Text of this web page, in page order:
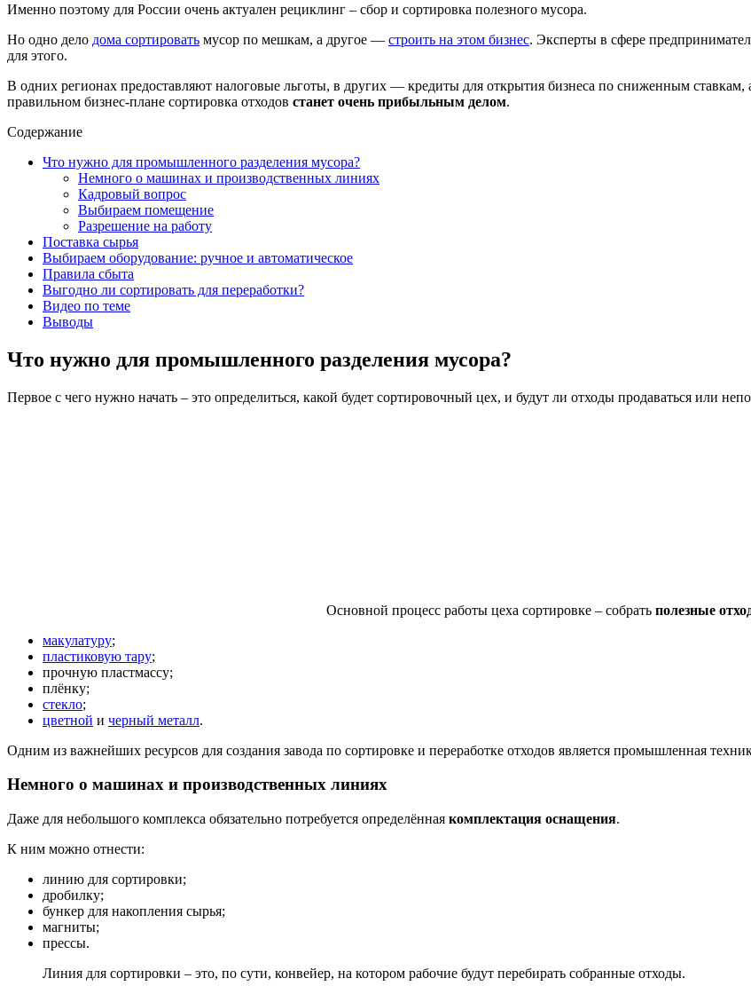
Именно поэтому для России очень актуален рециклинг – сбор и сортировка полезного мусора.
Но одно дело дома сортировать мусор по мешкам, а другое — строить на этом бизнес. Эксперты в сфере
для этого.
В одних регионах предоставляют налоговые льготы, в других — кредиты для открытия бизнеса по сниженным
правильном бизнес-плане сортировка отходов станет очень прибыльным делом.
Содержание
Что нужно для промышленного разделения мусора?
Немного о машинах и производственных линиях
Кадровый вопрос
Выбираем помещение
Разрешение на работу
Поставка сырья
Выбираем оборудование: ручное и автоматическое
Правила сбыта
Выгодно ли сортировать для переработки?
Видео по теме
Выводы
Что нужно для промышленного разделения мусора?
Первое с чего нужно начать – это определиться, какой будет сортировочный цех, и будут ли отходы продаваться или
Основной процесс работы цеха сортировке – собрать полезные
макулатуру;
пластиковую тару;
прочную пластмассу;
плёнку;
стекло;
цветной и черный металл.
Одним из важнейших ресурсов для создания завода по сортировке и переработке отходов является промышленная
Немного о машинах и производственных линиях
Даже для небольшого комплекса обязательно потребуется определённая комплектация оснащения.
К ним можно отнести:
линию для сортировки;
дробилку;
бункер для накопления сырья;
магниты;
прессы.
Линия для сортировки – это, по сути, конвейер, на котором рабочие будут перебирать собранные отходы.